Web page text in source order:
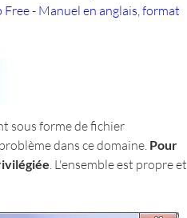
Free - Manuel en anglais, format
sous forme de fichier
dans ce domaine. Pour
. L'ensemble est propre et